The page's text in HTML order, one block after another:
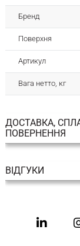
Бренд
Поверхня
Артикул
Вага нетто, кг
ДОСТАВКА,
ПОВЕРНЕННЯ
ВІДГУКИ